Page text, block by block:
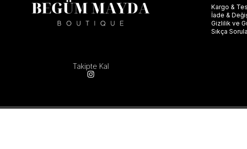
Takipte Kal
Kargo &
İade &
Gizlilik ve
Sıkça